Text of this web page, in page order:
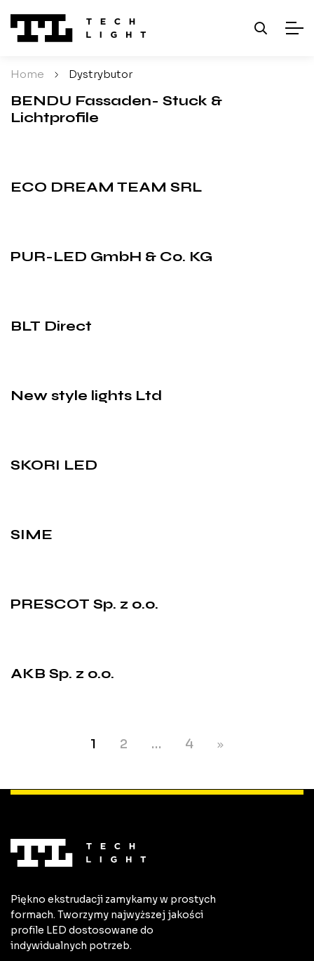
Home / Dystrybutor
BENDU Fassaden- Stuck &
Lichtprofile
ECO DREAM TEAM SRL
PUR-LED GmbH & Co. KG
BLT Direct
New style lights Ltd
SKORI LED
SIME
PRESCOT Sp. z o.o.
AKB Sp. z o.o.
1 2 … 4
Piękno ekstrudacji zamykamy w prostych
formach. Tworzymy najwyższej jakości
profile LED dostosowane do
indywidualnych potrzeb.